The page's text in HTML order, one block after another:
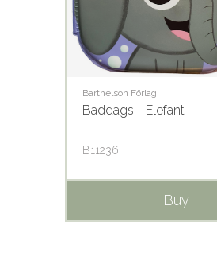
Barthelson Förlag
Baddags - Elefant
B11236
Buy